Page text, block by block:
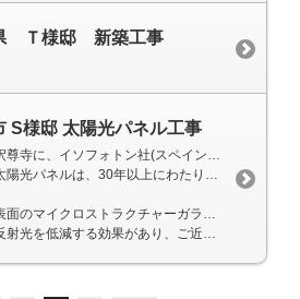
Ｔ様邸 新築工事
S様邸 太陽光パネル工事
は、30年以上にわたり、世界60以上の国と地域に設置され、発電しています。
クロストラクチャーガラスは、朝夕の光もしっかり吸収します。
を低減する効果があり、ご近所への配慮ができます。